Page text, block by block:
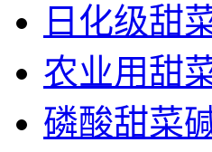
日化级甜
农业用甜
磷酸甜菜